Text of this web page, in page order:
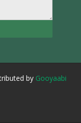
by Gooyaabi